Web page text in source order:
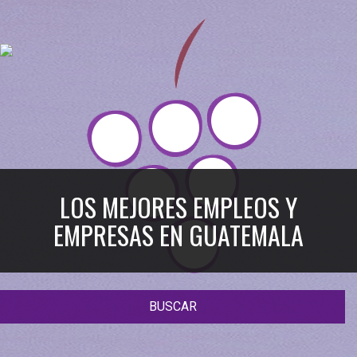
LOS MEJORES EMPLEOS Y
EMPRESAS EN GUATEMALA
BUSCAR